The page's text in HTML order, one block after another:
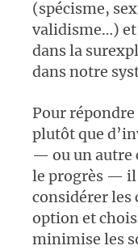
(spécisme,
validisme…)
dans la
dans notre
Pour
plutôt que
— ou un autre
le progrès — il
considérer les
option et
minimise les